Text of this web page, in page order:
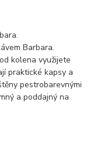
Barbara.
kolena využijete
praktické kapsy a
pestrobarevnými
a poddajný na